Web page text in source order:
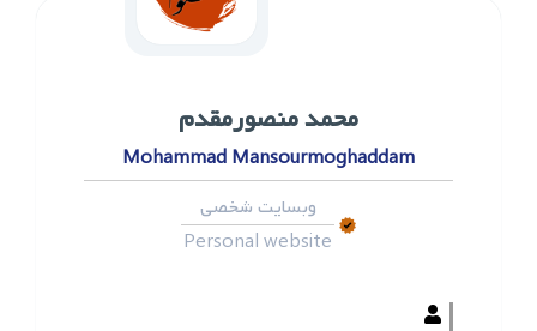
محمد ‌منصورمقدم
Mohammad Mansourmoghaddam
وبسایت شخصی
Personal website